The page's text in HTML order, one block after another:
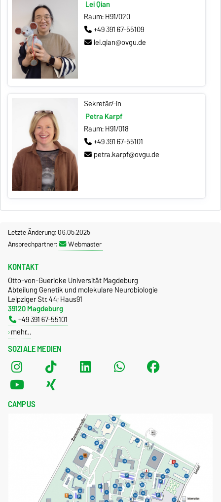
Lei Qian
Raum: H91/020
+49 391 67-55109
lei.qian@ovgu.de
Sekretär/-in
Petra Karpf
Raum: H91/018
+49 391 67-55101
petra.karpf@ovgu.de
Letzte Änderung: 06.05.2025
Ansprechpartner:
Webmaster
SOZIALE MEDIEN
KONTAKT
Otto-von-Guericke Universität Magdeburg
Abteilung Genetik und molekulare Neurobiologie
Leipziger Str. 44; Haus91
39120 Magdeburg
+49 391 67-55101
mehr…
CAMPUS